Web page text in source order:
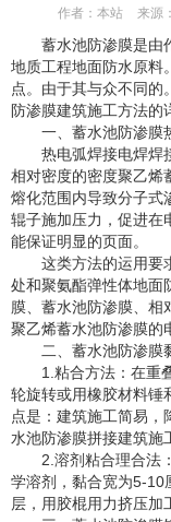
作者： 本站 来源：
蓄水池防渗膜是由
地质工程地面防水原料
点。由于其与众不同
防渗膜建筑施工方法的
一、蓄水池防渗膜
热电弧焊接电焊焊
相对密度的密度聚乙烯
熔化范围内导致分子式
辊子施加压力，促进在
能保证明显的页面。
这类方法的运用要
处和聚氨酯弹性体地面
膜、蓄水池防渗膜、相
聚乙烯蓄水池防渗膜的
二、蓄水池防渗膜
1.粘合方法：在重
轮旋转或用橡胶材料锤
点是：建筑施工简易
水池防渗膜拼接建筑施
2.溶剂粘合理合法
学溶剂，黏合宽为5-10
层，用胶棍用力挤压加